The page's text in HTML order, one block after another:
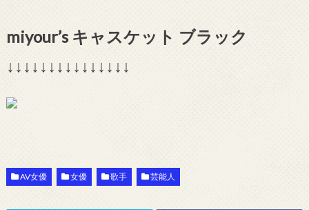
miyour’s キャスケット ブラック
↓↓↓↓↓↓↓↓↓↓↓↓↓↓↓
AV女優 女優 歌手 芸能人